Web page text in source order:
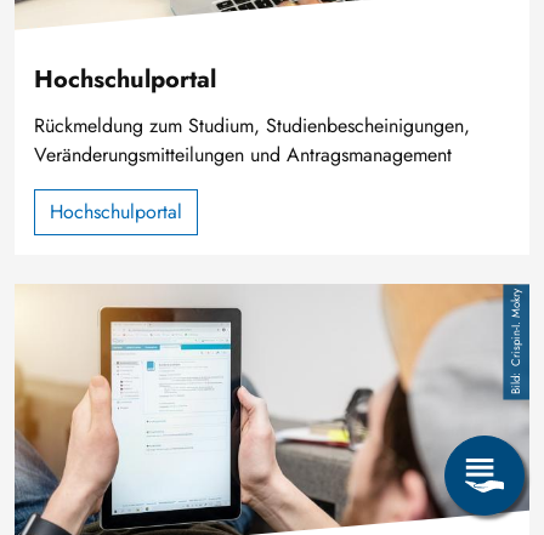
Hochschulportal
Rückmeldung zum Studium, Studienbescheinigungen,
Veränderungsmitteilungen und Antragsmanagement
Hochschulportal
Crispin-I. Mokry